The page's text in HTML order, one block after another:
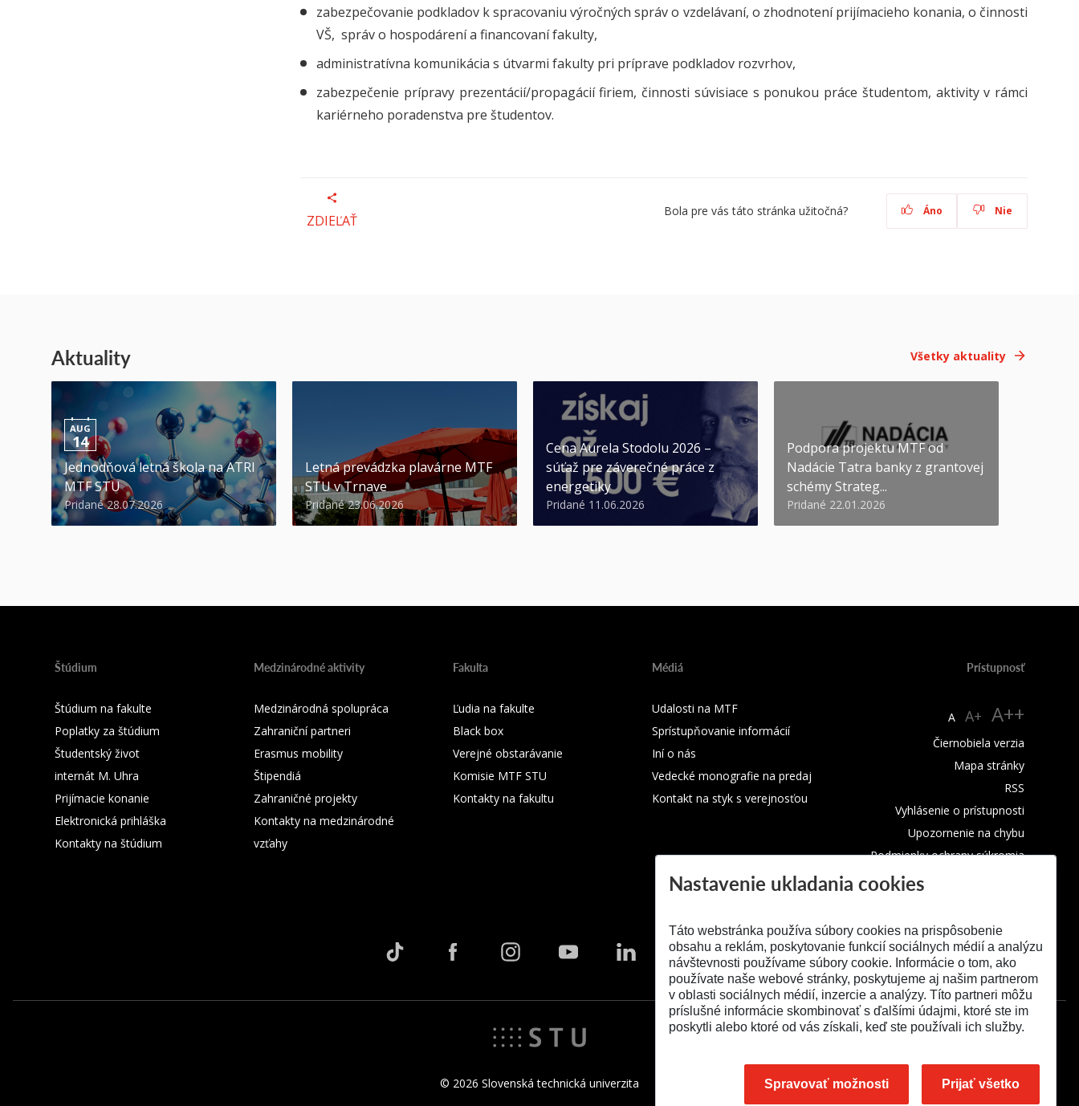
zabezpečovanie podkladov k spracovaniu výročných správ o vzdelávaní, o zhodnotení prijímacieho konania, o činnosti
VŠ, správ o hospodárení a financovaní fakulty,
administratívna komunikácia s útvarmi fakulty pri príprave podkladov rozvrhov,
zabezpečenie prípravy prezentácií/propagácií firiem, činnosti súvisiace s ponukou práce študentom, aktivity v rámci
kariérneho poradenstva pre študentov.
ZDIEĽAŤ
Bola pre vás táto stránka užitočná? Áno Nie
Aktuality Všetky aktuality
AUG
14
Jednodňová letná škola na ATRI
MTF STU
Pridané 28.07.2026
Letná prevádzka plavárne MTF
STU v Trnave
Pridané 23.06.2026
Cena Aurela Stodolu 2026 –
súťaž pre záverečné práce z
energetiky
Pridané 11.06.2026
Podpora projektu MTF od
Nadácie Tatra banky z grantovej
schémy Strateg...
Pridané 22.01.2026
Štúdium
Štúdium na fakulte
Poplatky za štúdium
Študentský život
internát M. Uhra
Prijímacie konanie
Elektronická prihláška
Kontakty na štúdium
Medzinárodné aktivity
Medzinárodná spolupráca
Zahraniční partneri
Erasmus mobility
Štipendiá
Zahraničné projekty
Kontakty na medzinárodné
vzťahy
Fakulta
Ľudia na fakulte
Black box
Verejné obstarávanie
Komisie MTF STU
Kontakty na fakultu
Médiá
Udalosti na MTF
Sprístupňovanie informácií
Iní o nás
Vedecké monografie na predaj
Kontakt na styk s verejnosťou
Prístupnosť
A A+ A++
Čiernobiela verzia
Mapa stránky
RSS
Vyhlásenie o prístupnosti
Upozornenie na chybu
Podmienky ochrany súkromia
© 2026 Slovenská technická univerzita
Nastavenie ukladania cookies
Táto webstránka používa súbory cookies na prispôsobenie
obsahu a reklám, poskytovanie funkcií sociálnych médií a analýzu
návštevnosti používame súbory cookie. Informácie o tom, ako
používate naše webové stránky, poskytujeme aj našim partnerom
v oblasti sociálnych médií, inzercie a analýzy. Títo partneri môžu
príslušné informácie skombinovať s ďalšími údajmi, ktoré ste im
poskytli alebo ktoré od vás získali, keď ste používali ich služby.
Spravovať možnosti Prijať všetko